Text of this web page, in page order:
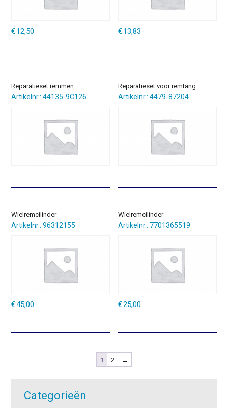
€12,50 €13,83
Reparatieset remmen
Artikelnr.: 44135-9C126
Reparatieset voor remtang
Artikelnr.: 4479-87204
Wielremcilinder
Artikelnr.: 96312155
€45,00
Wielremcilinder
Artikelnr.: 7701365519
€25,00
1 2 →
Categorieën